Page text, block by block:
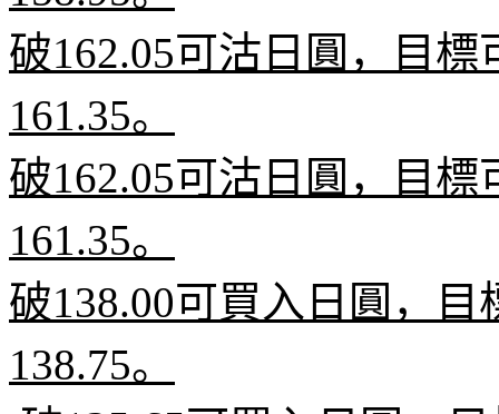
破162.05可沽日圓，目標
161.35。
破162.05可沽日圓，目標
161.35。
破138.00可買入日圓，目
138.75。